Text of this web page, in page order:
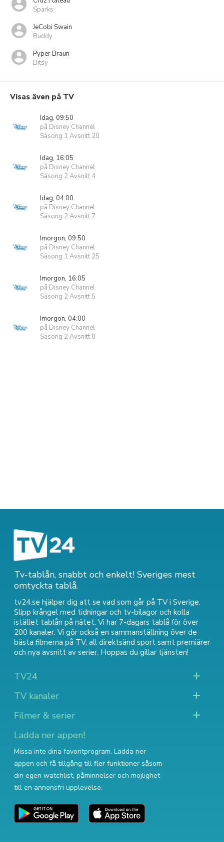
Sparks
JeCobi Swain
Buddy
Pyper Braun
Bitsy
Visas även på TV
Idag, 09:50
på Disney Channel
Säsong 1 Avsnitt 20
Idag, 16:05
på Disney Channel
Säsong 2 Avsnitt 4
Idag, 04:00
på Disney Channel
Säsong 2 Avsnitt 7
Imorgon, 09:50
på Disney Channel
Säsong 1 Avsnitt 25
Imorgon, 16:05
på Disney Channel
Säsong 2 Avsnitt 5
Imorgon, 04:00
på Disney Channel
Säsong 2 Avsnitt 8
Tv-tablån, snabbt och enkelt! Sveriges mest
omtyckta tablå.
tv24.se hjälper dig att se vad som går på TV i Sverige.
Slipp krångel med tidningar och tv-bilagor och kolla
istället tablån på nätet. Vi har 7-dagars tablå för över
200 kanaler. Vi gör också en sammanställning över de
bästa filmerna på TV, all direktsänd sport samt premiärer
och nya avsnitt av serier. Hoppas du gillar tjänsten!
TV24
TV kanaler
Filmer & serier
Ladda ner appen!
Missa inte dina favoritprogram. Ladda ner
appen och få tillgång till fler funktioner såsom
din egen watchlist, påminnelser och möjlighet
till en annonsfri upplevelse.